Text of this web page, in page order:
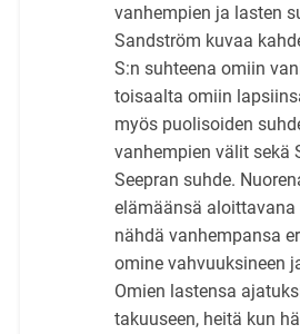
vanhempien ja lasten
Sandström kuvaa
S:n suhteena omiin
toisaalta omiin
myös puolisoiden
vanhempien välit sekä
Seepran suhde.
elämäänsä aloittavana
nähdä vanhempansa
omine vahvuuksineen
Omien lastensa
takuuseen, heitä kun